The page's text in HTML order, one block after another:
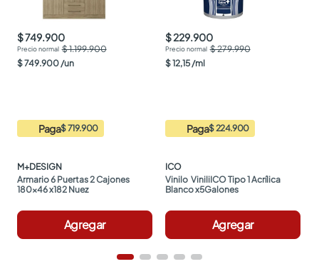
$ 749.900
$ 1.199.900
$749.900 /un
Paga$ 719.900
M+DESIGN
Armario 6 Puertas 2 Cajones
180x46 x182 Nuez
Agregar
$ 229.900
$ 279.990
$12,15 /ml
Paga$ 224.900
ICO
Vinilo  ViniliICO Tipo 1 Acrílica
Blanco x5Galones
Agregar